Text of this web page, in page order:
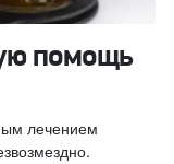
помощь
лечением